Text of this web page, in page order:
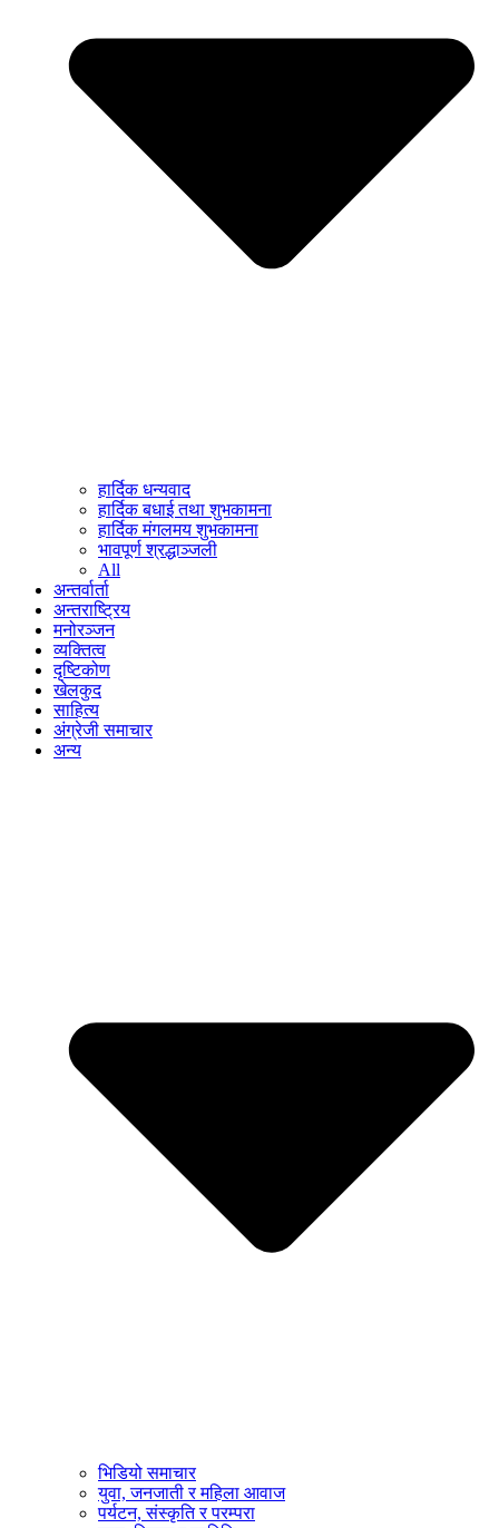
हार्दिक धन्यवाद
हार्दिक बधाई तथा शुभकामना
हार्दिक मंगलमय शुभकामना
भावपूर्ण श्रद्धाञ्जली
All
अन्तर्वार्ता
अन्तराष्ट्रिय
मनोरञ्जन
व्यक्तित्व
दृष्टिकोण
खेलकुद
साहित्य
अंग्रेजी समाचार
अन्य
भिडियो समाचार
युवा, जनजाती र महिला आवाज
पर्यटन, संस्कृति र परम्परा